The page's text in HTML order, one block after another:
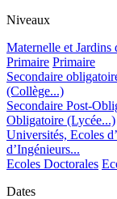
Niveaux
Maternelle et Jardins
Primaire Primaire
Secondaire
(Collège...)
Secondaire Post-
Obligatoire (Lycée...)
Universités, Ecoles
d’Ingénieurs...
Ecoles Doctorales
Dates